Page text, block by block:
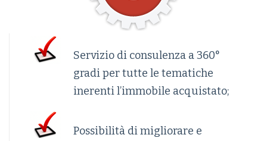
Servizio di consulenza a 360°
gradi per tutte le tematiche
inerenti l’immobile acquistato;
Possibilità di migliorare e